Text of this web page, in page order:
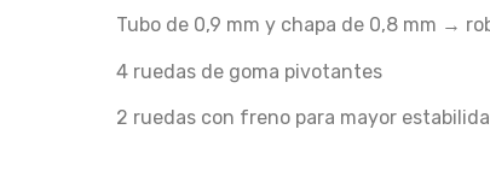
Tubo de 0,9 mm y chapa de 0,8 mm →
4 ruedas de goma pivotantes
2 ruedas con freno para mayor